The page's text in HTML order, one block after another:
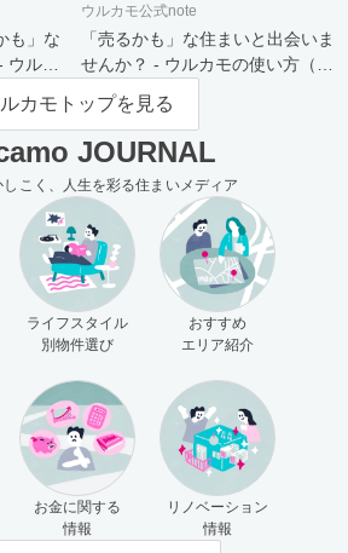
も」な
ルカ
ウルカモ公式note
「売るかも」な住まいと出会いま
せんか？ - ウルカモの使い方（買
主さま向け）
カモトップを見る
JOURNAL
しこく、人生を彩る住まいメディア
ライフスタイル
別物件選び
おすすめ
エリア紹介
お金に関する
情報
リノベーション
情報